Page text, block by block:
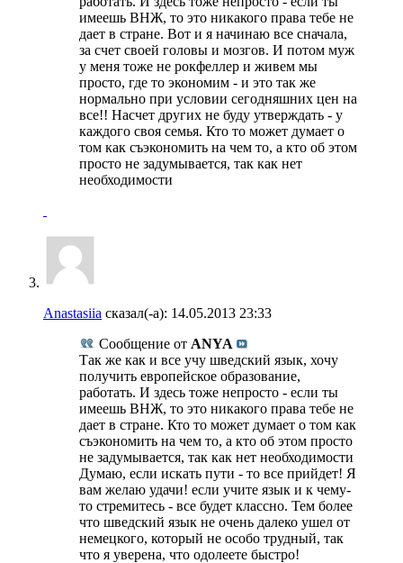
имеешь ВНЖ, то это никакого права тебе не
дает в стране. Вот и я начинаю все сначала,
за счет своей головы и мозгов. И потом муж
у меня тоже не рокфеллер и живем мы
просто, где то экономим - и это так же
нормально при условии сегодняшних цен на
все!! Насчет других не буду утверждать - у
каждого своя семья. Кто то может думает о
том как съэкономить на чем то, а кто об этом
просто не задумывается, так как нет
необходимости
Anastasiia сказал(-а): 14.05.2013 23:33
Сообщение от ANYA
Так же как и все учу шведский язык, хочу
получить европейское образование,
работать. И здесь тоже непросто - если ты
имеешь ВНЖ, то это никакого права тебе не
дает в стране. Кто то может думает о том как
съэкономить на чем то, а кто об этом просто
не задумывается, так как нет необходимости
Думаю, если искать пути - то все прийдет! Я
вам желаю удачи! если учите язык и к чему-
то стремитесь - все будет классно. Тем более
что шведский язык не очень далеко ушел от
немецкого, который не особо трудный, так
что я уверена, что одолеете быстро!